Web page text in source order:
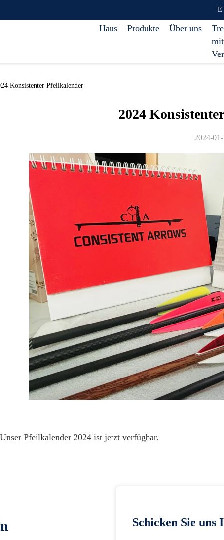
Haus Produkte Über uns
Konsistenter Pfeilkalender
2024
2024-01-
Unser Pfeilkalender 2024 ist jetzt verfügbar.
Schicken Sie